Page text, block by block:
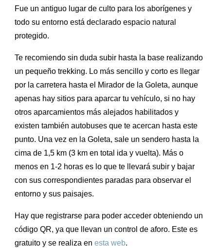
Fue un antiguo lugar de culto para los aborígenes y
todo su entorno está declarado espacio natural
protegido.
Te recomiendo sin duda subir hasta la base realizando
un pequeño trekking. Lo más sencillo y corto es llegar
por la carretera hasta el Mirador de la Goleta, aunque
apenas hay sitios para aparcar tu vehículo, si no hay
otros aparcamientos más alejados habilitados y
existen también autobuses que te acercan hasta este
punto. Una vez en la Goleta, sale un sendero hasta la
cima de 1,5 km (3 km en total ida y vuelta). Más o
menos en 1-2 horas es lo que te llevará subir y bajar
con sus correspondientes paradas para observar el
entorno y sus paisajes.
Hay que registrarse para poder acceder obteniendo un
código QR, ya que llevan un control de aforo. Este es
gratuito y se realiza en esta web.